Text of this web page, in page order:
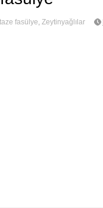
fasülye, Zeytinyağlılar